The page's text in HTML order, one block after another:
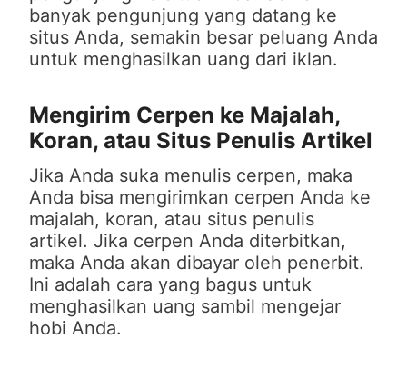
banyak pengunjung yang datang ke
situs Anda, semakin besar peluang Anda
untuk menghasilkan uang dari iklan.
Mengirim Cerpen ke Majalah,
Koran, atau Situs Penulis Artikel
Jika Anda suka menulis cerpen, maka
Anda bisa mengirimkan cerpen Anda ke
majalah, koran, atau situs penulis
artikel. Jika cerpen Anda diterbitkan,
maka Anda akan dibayar oleh penerbit.
Ini adalah cara yang bagus untuk
menghasilkan uang sambil mengejar
hobi Anda.